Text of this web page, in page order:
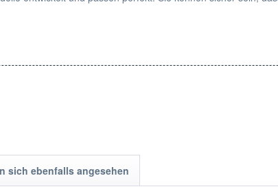
Herstellerlisten, Typenlisten,
sich ebenfalls angesehen